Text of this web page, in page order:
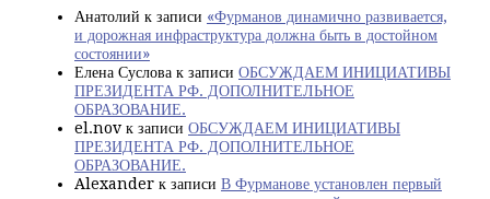
Анатолий к записи «Фурманов динамично развивается,
и дорожная инфраструктура должна быть в достойном
состоянии»
Елена Суслова к записи ОБСУЖДАЕМ ИНИЦИАТИВЫ
ПРЕЗИДЕНТА РФ. ДОПОЛНИТЕЛЬНОЕ
ОБРАЗОВАНИЕ.
el.nov к записи ОБСУЖДАЕМ ИНИЦИАТИВЫ
ПРЕЗИДЕНТА РФ. ДОПОЛНИТЕЛЬНОЕ
ОБРАЗОВАНИЕ.
Alexander к записи В Фурманове установлен первый